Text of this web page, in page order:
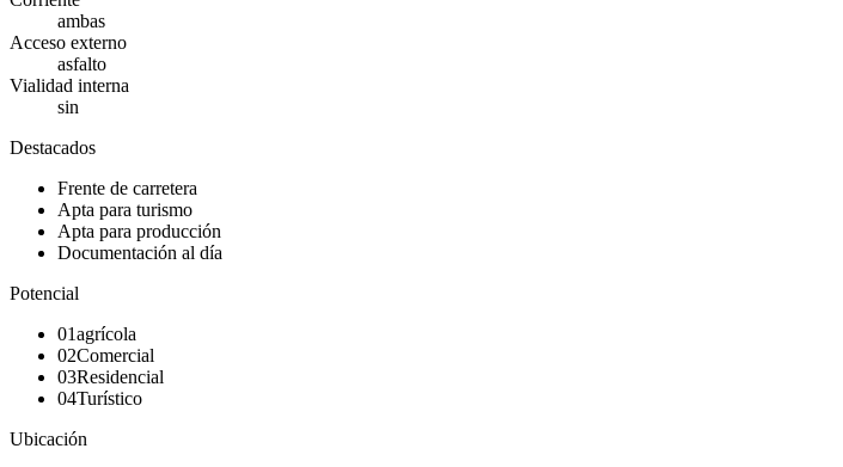
ambas
Acceso externo
asfalto
Vialidad interna
sin
Destacados
Frente de carretera
Apta para turismo
Apta para producción
Documentación al día
Potencial
01agrícola
02Comercial
03Residencial
04Turístico
Ubicación